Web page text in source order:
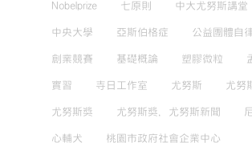
Nobelprize 七原則 中大尤努斯講堂
中央大學 亞斯伯格症 公益團體自
創業競賽 基礎概論 塑膠微粒
實習 寺日工作室 尤努斯 尤努
尤努斯獎 尤努斯獎，尤努斯新聞
心輔犬 桃園市政府社會企業中心